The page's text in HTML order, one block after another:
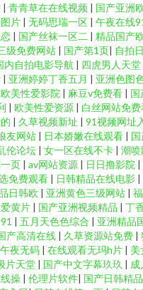
| 青青草在在线视频 | 国产亚洲
片 | 无码思瑞一区 | 午夜在线
| 国产丝袜一区二 | 精品国产
级免费网站 | 国产第1页| 自拍
内自拍电影导航 | 四虎男人天堂
| 亚洲婷婷丁香五月 | 亚洲色图
美性爱影院 | 麻豆v免费看 | 国
| 欧美性爱资源 | 白丝网站免费
| 久草视频新址 | 91视频网址
友网站 | 日本娇嫩在线观看 |
伦论坛 | 女一区在线不卡 | 潮喷
页 | av网站资源 | 日日撸影院 |
免费观看 | 日韩精品在线电影 |
日韩欧 | 亚洲黄色三级网站 |
黄片 | 国产亚洲视频精品 | 丁
| 五月天色色综合 | 亚洲精品
产高清在线 | 久草资源站免费 |
夜无码 | 在线观看无玛h片 | 美
片天堂 | 国产中文字幕玖玖 | 成
操 | 伦理片软件| 国产日韩精品